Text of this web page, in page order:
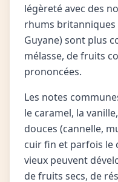
légèreté avec des
rhums britanniques
Guyane) sont plus
mélasse, de fruits
prononcées.
Les notes
le caramel, la
douces (cannelle,
cuir fin et parfois le
vieux peuvent
de fruits secs, de